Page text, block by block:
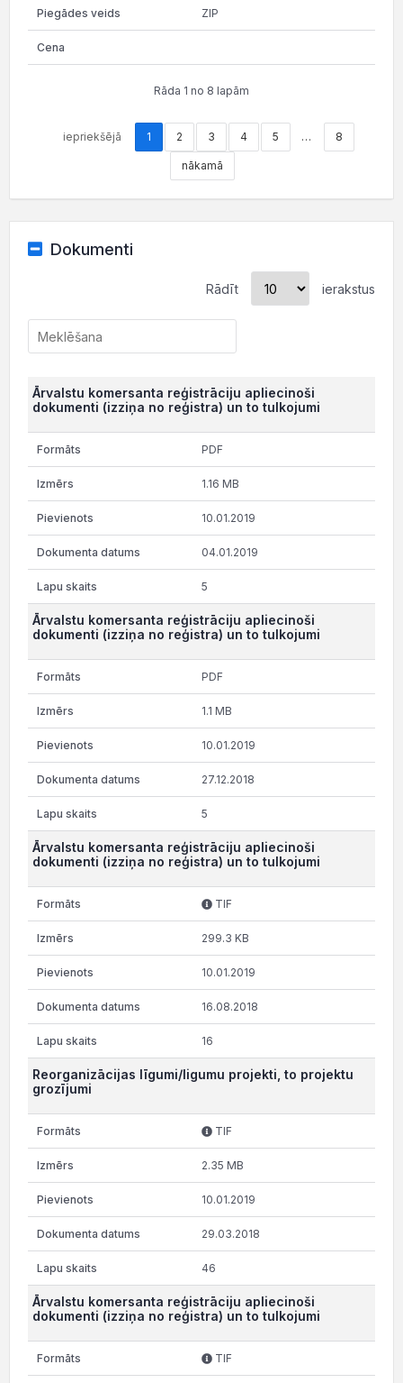
ZIP
Rāda 1 no 8 lapām
iepriekšējā 1 2 3 4 5 … 8
nākamā
Dokumenti
Rādīt ierakstus
Ārvalstu komersanta reģistrāciju apliecinoši
dokumenti (izziņa no reģistra) un to tulkojumi
PDF
1.16 MB
10.01.2019
04.01.2019
5
Ārvalstu komersanta reģistrāciju apliecinoši
dokumenti (izziņa no reģistra) un to tulkojumi
PDF
1.1 MB
10.01.2019
27.12.2018
5
Ārvalstu komersanta reģistrāciju apliecinoši
dokumenti (izziņa no reģistra) un to tulkojumi
TIF
299.3 KB
10.01.2019
16.08.2018
16
Reorganizācijas līgumi/ligumu projekti, to projektu
grozījumi
TIF
2.35 MB
10.01.2019
29.03.2018
46
Ārvalstu komersanta reģistrāciju apliecinoši
dokumenti (izziņa no reģistra) un to tulkojumi
TIF